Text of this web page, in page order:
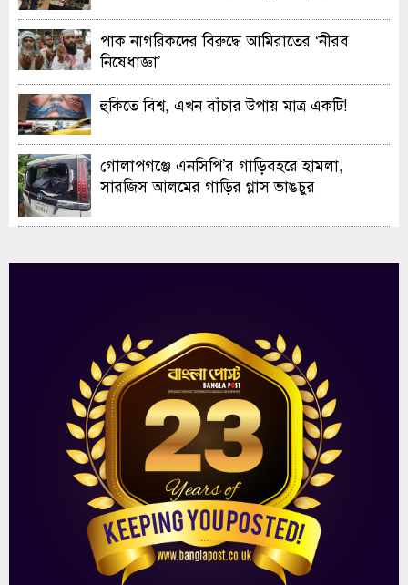
পাক নাগরিকদের বিরুদ্ধে আমিরাতের ‘নীরব
নিষেধাজ্ঞা’
হুকিতে বিশ্ব, এখন বাঁচার উপায় মাত্র একটি!
গোলাপগঞ্জে এনসিপি’র গাড়িবহরে হামলা,
সারজিস আলমের গাড়ির গ্লাস ভাঙচুর